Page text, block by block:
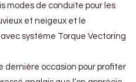
modes de conduite pour les
et neigeux et le
système Torque Vectoring
dernière occasion pour profiter